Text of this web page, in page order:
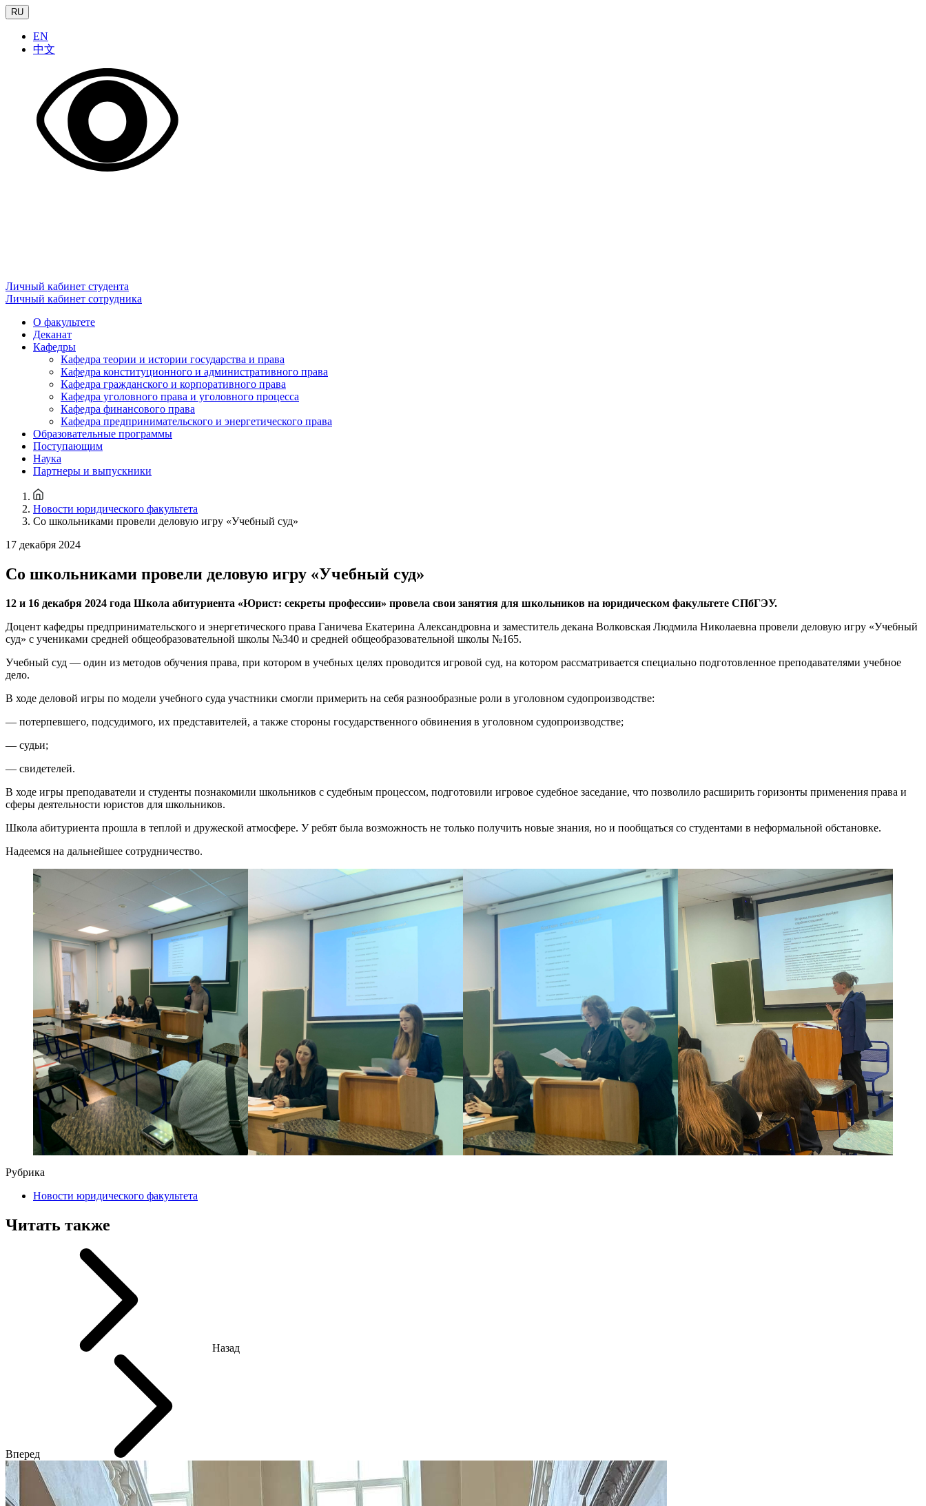
RU
EN
中文
Личный кабинет студента
Личный кабинет сотрудника
О факультете
Деканат
Кафедры
Кафедра теории и истории государства и права
Кафедра конституционного и административного права
Кафедра гражданского и корпоративного права
Кафедра уголовного права и уголовного процесса
Кафедра финансового права
Кафедра предпринимательского и энергетического права
Образовательные программы
Поступающим
Наука
Партнеры и выпускники
Новости юридического факультета
Со школьниками провели деловую игру «Учебный суд»
17 декабря 2024
Со школьниками провели деловую игру «Учебный суд»
12 и 16 декабря 2024 года Школа абитуриента «Юрист: секреты профессии» провела свои занятия для школьников на юридическом факультете СПбГЭУ.
Доцент кафедры предпринимательского и энергетического права Ганичева Екатерина Александровна и заместитель декана Волковская Людмила Николаевна провели деловую игру «Учебный
суд» с учениками средней общеобразовательной школы №340 и средней общеобразовательной школы №165.
Учебный суд — один из методов обучения права, при котором в учебных целях проводится игровой суд, на котором рассматривается специально подготовленное преподавателями учебное
дело.
В ходе деловой игры по модели учебного суда участники смогли примерить на себя разнообразные роли в уголовном судопроизводстве:
— потерпевшего, подсудимого, их представителей, а также стороны государственного обвинения в уголовном судопроизводстве;
— судьи;
— свидетелей.
В ходе игры преподаватели и студенты познакомили школьников с судебным процессом, подготовили игровое судебное заседание, что позволило расширить горизонты применения права и
сферы деятельности юристов для школьников.
Школа абитуриента прошла в теплой и дружеской атмосфере. У ребят была возможность не только получить новые знания, но и пообщаться со студентами в неформальной обстановке.
Надеемся на дальнейшее сотрудничество.
Рубрика
Новости юридического факультета
Читать также
Назад
Вперед